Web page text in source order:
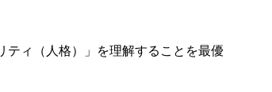
ティ（人格）」を理解することを最優